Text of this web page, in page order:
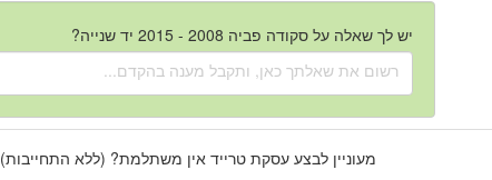
יש לך שאלה על סקודה פביה 2008 - 2015 יד שנייה?
מעוניין לבצע עסקת טרייד אין משתלמת? (ללא התחייבות)